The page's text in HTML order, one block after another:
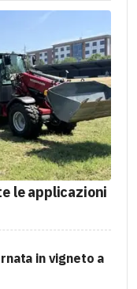
le applicazioni
in vigneto a